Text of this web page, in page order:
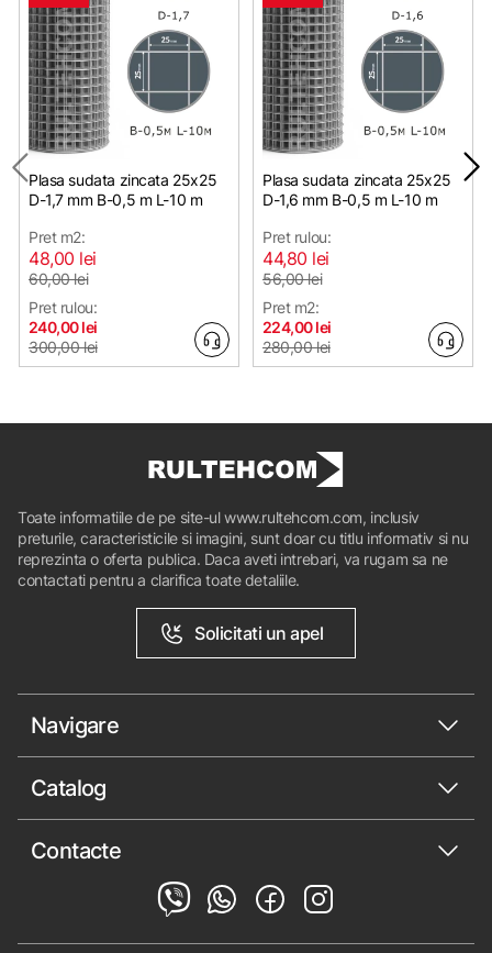
Plasa sudata zincata 25х25
D-1,7 mm B-0,5 m L-10 m
Pret m2:
48,00 lei
60,00 lei
Pret rulou:
240,00 lei
300,00 lei
Plasa sudata zincata 25х25
D-1,6 mm B-0,5 m L-10 m
Pret rulou:
44,80 lei
56,00 lei
Pret m2:
224,00 lei
280,00 lei
Toate informatiile de pe site-ul www.rultehcom.com, inclusiv
preturile, caracteristicile si imagini, sunt doar cu titlu informativ si nu
reprezinta o oferta publica. Daca aveti intrebari, va rugam sa ne
contactati pentru a clarifica toate detaliile.
Solicitati un apel
Navigare
Catalog
Contacte